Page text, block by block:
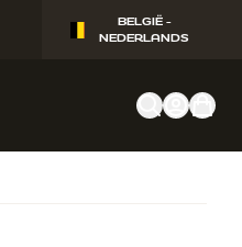
BELGIË -
NEDERLANDS